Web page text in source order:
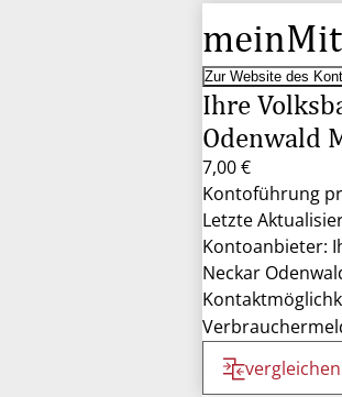
Zur Website des
Ihre
Odenwald
7,00 €
Kontoführung
Letzte
Kontoanbieter:
Neckar
vergleichen